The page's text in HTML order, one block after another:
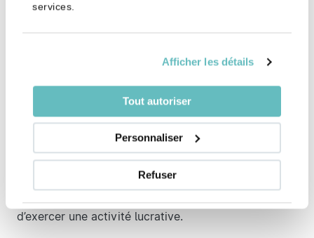
services.
Afficher les détails
Tout autoriser
Personnaliser
Refuser
préalable avant de changer d’employeur.
Pour les étrangers admis
Lorsqu’un demandeur d’asile ou un ressortissant
étranger reçoit une décision de renvoi ou
d’expulsion, mais que celle-ci est illicite ou ne peut
être exécuté dans l’immédiat, la personne est «
admise provisoirement » par le
(SEM). Elle peut alors recevoir un
livret F, valable pour une durée de 12 mois, afin
d’exercer une activité lucrative.